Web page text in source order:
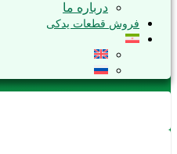
درباره ما
فروش قطعات یدکی